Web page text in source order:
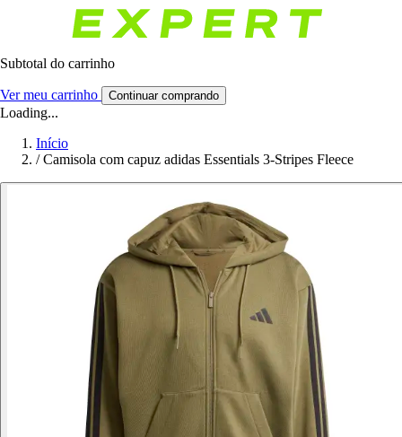
Subtotal do carrinho
Ver meu carrinho Continuar comprando
Loading...
Início
/ Camisola com capuz adidas Essentials 3-Stripes Fleece